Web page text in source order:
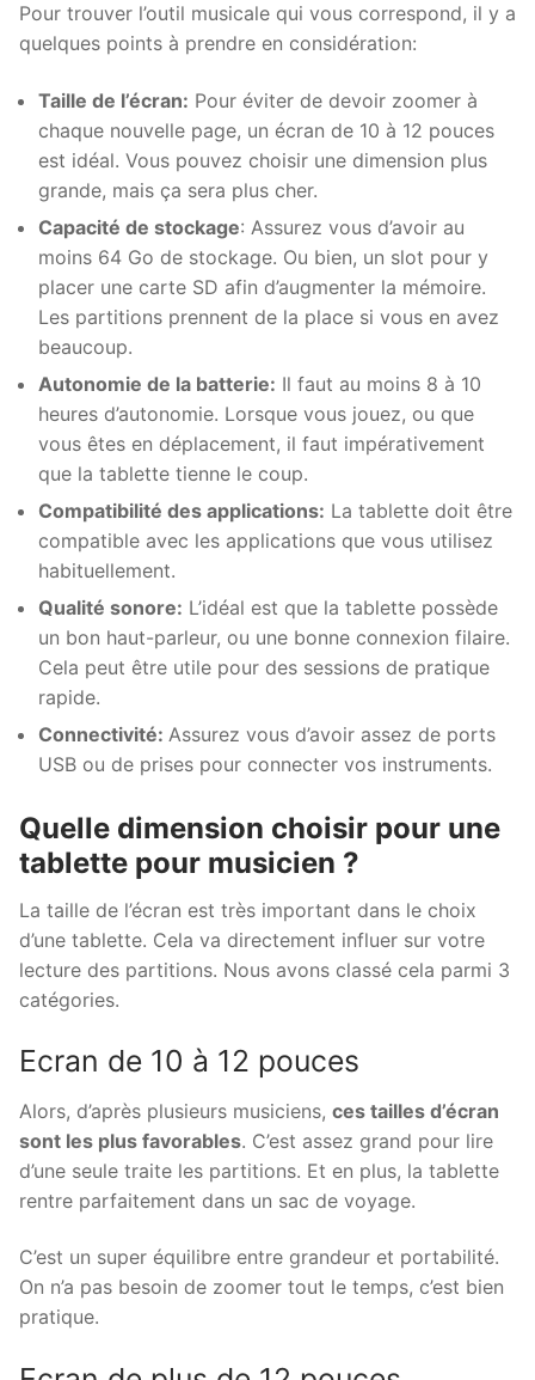
Pour trouver l’outil musicale qui vous correspond, il y a
quelques points à prendre en considération:
Taille de l’écran: Pour éviter de devoir zoomer à
chaque nouvelle page, un écran de 10 à 12 pouces
est idéal. Vous pouvez choisir une dimension plus
grande, mais ça sera plus cher.
Capacité de stockage: Assurez vous d’avoir au
moins 64 Go de stockage. Ou bien, un slot pour y
placer une carte SD afin d’augmenter la mémoire.
Les partitions prennent de la place si vous en avez
beaucoup.
Autonomie de la batterie: Il faut au moins 8 à 10
heures d’autonomie. Lorsque vous jouez, ou que
vous êtes en déplacement, il faut impérativement
que la tablette tienne le coup.
Compatibilité des applications: La tablette doit être
compatible avec les applications que vous utilisez
habituellement.
Qualité sonore: L’idéal est que la tablette possède
un bon haut-parleur, ou une bonne connexion filaire.
Cela peut être utile pour des sessions de pratique
rapide.
Connectivité: Assurez vous d’avoir assez de ports
USB ou de prises pour connecter vos instruments.
Quelle dimension choisir pour une
tablette pour musicien ?
La taille de l’écran est très important dans le choix
d’une tablette. Cela va directement influer sur votre
lecture des partitions. Nous avons classé cela parmi 3
catégories.
Ecran de 10 à 12 pouces
Alors, d’après plusieurs musiciens, ces tailles d’écran
sont les plus favorables. C’est assez grand pour lire
d’une seule traite les partitions. Et en plus, la tablette
rentre parfaitement dans un sac de voyage.
C’est un super équilibre entre grandeur et portabilité.
On n’a pas besoin de zoomer tout le temps, c’est bien
pratique.